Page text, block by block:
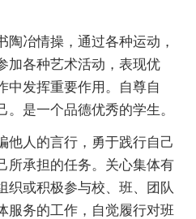
陶冶情操，通过各种运动，
加各种艺术活动，表现优
中发挥重要作用。自尊自
是一个品德优秀的学生。
他人的言行，勇于践行自己
所承担的任务。关心集体有
织或积极参与校、班、团队
服务的工作，自觉履行对班